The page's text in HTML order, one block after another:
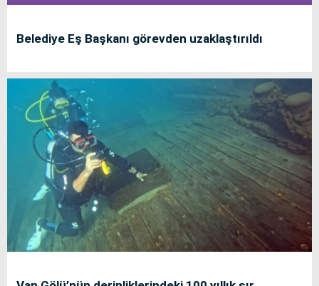
Belediye Eş Başkanı görevden uzaklaştırıldı